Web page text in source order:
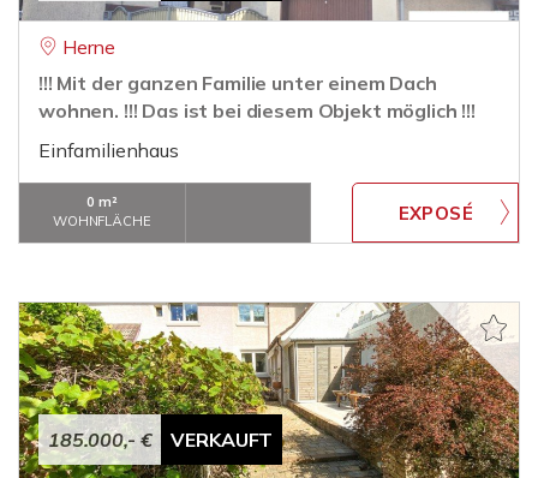
Herne
!!! Mit der ganzen Familie unter einem Dach
wohnen. !!! Das ist bei diesem Objekt möglich !!!
Einfamilienhaus
0 m²
WOHNFLÄCHE
185.000,- € VERKAUFT